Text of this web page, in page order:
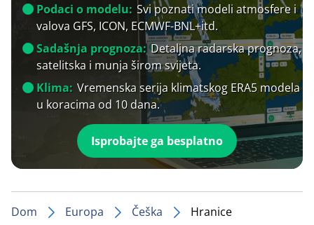
Podaci o modelu: Svi poznati modeli atmosfere i
valova GFS, ICON, ECMWF-BNL+itd.
Sadašnja prognoza: Detaljna radarska prognoza,
satelitska i munja širom svijeta.
Klima: Vremenska serija klimatskog ERA5 modela
u koracima od 10 dana.
Isprobajte ga besplatno
Dom Europa Češka Hranice